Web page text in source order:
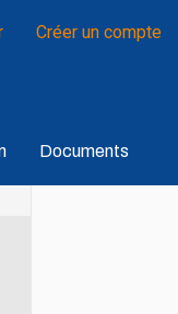
Créer un compte
Documents